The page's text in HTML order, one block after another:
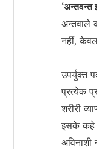
‘अन्तवन्त
अन्तवाले
नहीं,
उपर्युक्त
प्रत्येक
शरीरी
इसके कहे
अविनाशी